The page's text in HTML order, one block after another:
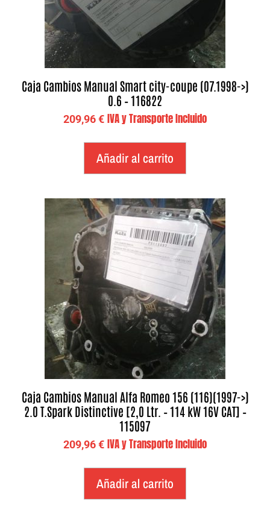
Caja Cambios Manual Smart city-coupe (07.1998->)
0.6 – 116822
209,96€ IVA y Transporte Incluido
Añadir al carrito
Caja Cambios Manual Alfa Romeo 156 (116)(1997->)
2.0 T.Spark Distinctive [2,0 Ltr. – 114 kW 16V CAT] –
115097
209,96€ IVA y Transporte Incluido
Añadir al carrito